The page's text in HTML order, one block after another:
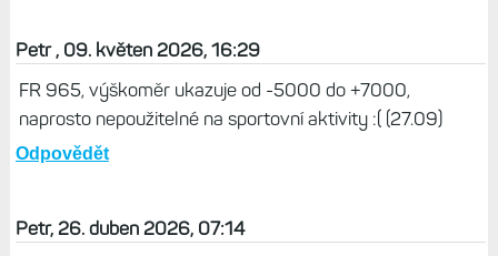
Petr , 09. květen 2026, 16:29
FR 965, výškoměr ukazuje od -5000 do +7000,
naprosto nepoužitelné na sportovní aktivity :( (27.09)
Odpovědět
Petr, 26. duben 2026, 07:14